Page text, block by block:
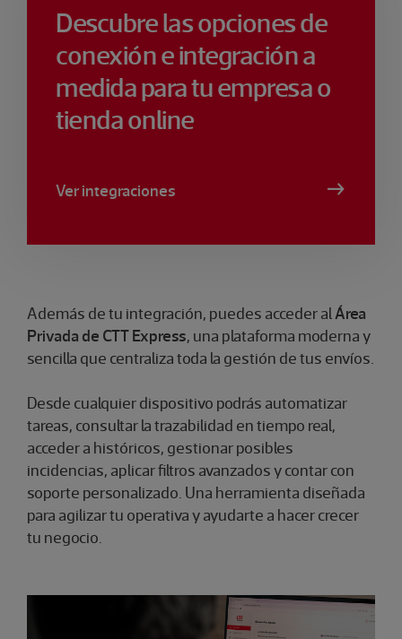
Descubre las opciones de
conexión e integración a
medida para tu empresa o
tienda online
Ver integraciones
​Además de tu integración, puedes acceder al Área
Privada de CTT Express, una plataforma moderna y
sencilla que centraliza toda la gestión de tus envíos.
Desde cualquier dispositivo podrás automatizar
tareas, consultar la trazabilidad en tiempo real,
acceder a históricos, gestionar posibles
incidencias, aplicar filtros avanzados y contar con
soporte personalizado. Una herramienta diseñada
para agilizar tu operativa y ayudarte a hacer crecer
tu negocio.